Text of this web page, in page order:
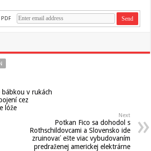
v rukách
cez
lóže
Next
Potkan Fico sa dohodol s
Rothschildovcami a Slovensko ide
zruinovať ešte viac vybudovaním
predraženej americkej elektrárne